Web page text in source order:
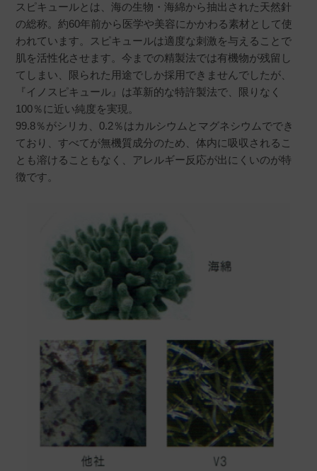
スピキュールとは、海の生物・海綿から抽出された天然針
の総称。約60年前から医学や美容にかかわる素材として使
われています。スピキュールは適度な刺激を与えることで
肌を活性化させます。今までの精製法では有機物が残留し
てしまい、限られた用途でしか採用できませんでしたが、
『イノスピキュール』は革新的な特許製法で、限りなく
100％に近い純度を実現。
99.8％がシリカ、0.2％はカルシウムとマグネシウムででき
ており、すべてが無機質成分のため、体内に吸収されるこ
とも溶けることもなく、アレルギー反応が出にくいのが特
徴です。